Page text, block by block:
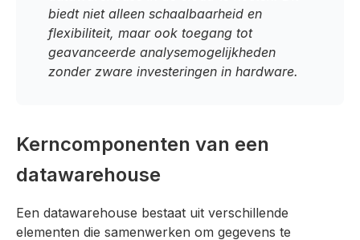
biedt niet alleen schaalbaarheid en
flexibiliteit, maar ook toegang tot
geavanceerde analysemogelijkheden
zonder zware investeringen in hardware.
Kerncomponenten van een
datawarehouse
Een datawarehouse bestaat uit verschillende
elementen die samenwerken om gegevens te